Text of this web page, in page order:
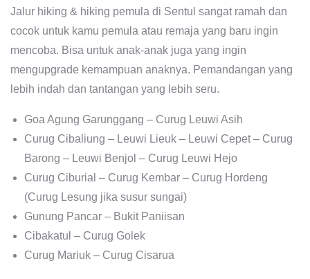
Jalur hiking & hiking pemula di Sentul sangat ramah dan
cocok untuk kamu pemula atau remaja yang baru ingin
mencoba. Bisa untuk anak-anak juga yang ingin
mengupgrade kemampuan anaknya. Pemandangan yang
lebih indah dan tantangan yang lebih seru.
Goa Agung Garunggang – Curug Leuwi Asih
Curug Cibaliung – Leuwi Lieuk – Leuwi Cepet – Curug
Barong – Leuwi Benjol – Curug Leuwi Hejo
Curug Ciburial – Curug Kembar – Curug Hordeng
(Curug Lesung jika susur sungai)
Gunung Pancar – Bukit Paniisan
Cibakatul – Curug Golek
Curug Mariuk – Curug Cisarua